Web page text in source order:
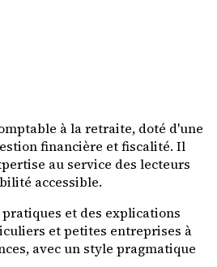
à la retraite, doté d'une
financière et fiscalité. Il
au service des lecteurs
accessible.
et des explications
et petites entreprises à
avec un style pragmatique